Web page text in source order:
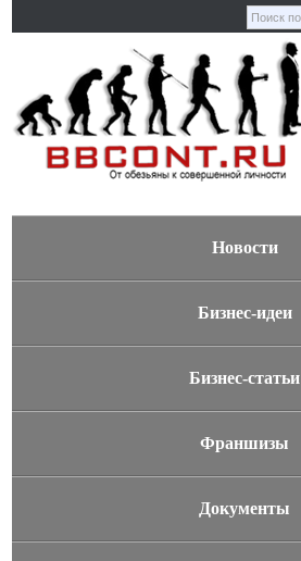
Новости
Бизнес-идеи
Бизнес-статьи
Франшизы
Документы